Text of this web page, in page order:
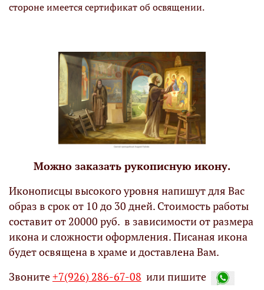
стороне имеется сертификат об освящении.
Можно заказать рукописную икону.
Иконописцы высокого уровня напишут для Вас
образ в срок от 10 до 30 дней. Стоимость работы
составит от 20000 руб. в зависимости от размера
икона и сложности оформления. Писаная икона
будет освящена в храме и доставлена Вам.
Звоните+7(926) 286-67-08 или пишите